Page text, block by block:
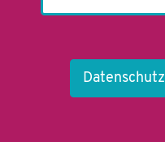
Datenschutz